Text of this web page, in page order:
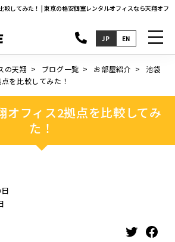
較してみた！ | 東京の格安個室レンタルオフィスなら天翔オフ
JP EN
の天翔 ブログ一覧 お部屋紹介
池袋
を比較してみた！
オフィス2拠点を比較してみ
た！
日
Twitter Facebook